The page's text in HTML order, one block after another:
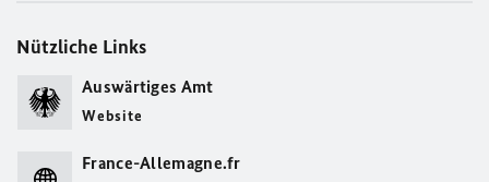
Nützliche Links
Auswärtiges Amt
Website
France-Allemagne.fr